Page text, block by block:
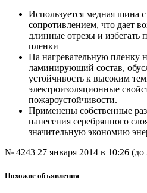
Используется медная шина
сопротивлением, что дает
длинные отрезы и избегать
пленки
На нагревательную пленку
ламинирующий состав,
устойчивость к высоким
электроизоляционные
пожароустойчивости.
Применены собственные
нанесения серебрянного
значительную экономию
№ 4243 27 января 2014 в 10:26
Похожие объявления